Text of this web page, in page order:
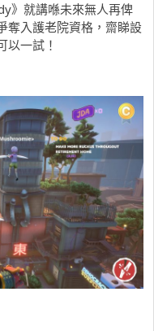
》就講喺未來無人再俾
奪入護老院資格，齋睇設
以一試！